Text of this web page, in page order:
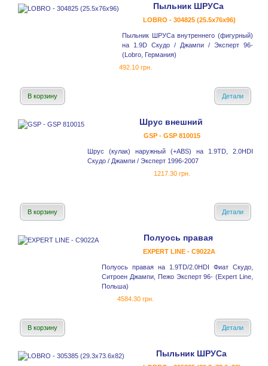
Пыльник ШРУСа
LOBRO - 304825 (25.5x76x96)
Пыльник ШРУСа внутреннего (фигурный)
на 1.9D Скудо / Джампи / Эксперт 96-
(Lobro, Германия)
492.10 грн.
В корзину Детали
Шрус внешний
GSP - GSP 810015
Шрус (кулак) наружный (+ABS) на 1.9TD, 2.0HDI
Скудо / Джампи / Эксперт 1996-2007
1217.30 грн.
В корзину Детали
Полуось правая
EXPERT LINE - C9022A
Полуось правая на 1.9TD/2.0HDI Фиат Скудо,
Ситроен Джампи, Пежо Эксперт 96- (Expert Line,
Польша)
4584.30 грн.
В корзину Детали
Пыльник ШРУСа